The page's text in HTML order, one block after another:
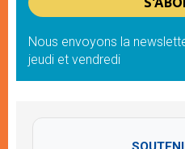
Nous envoyons la
jeudi et vendredi